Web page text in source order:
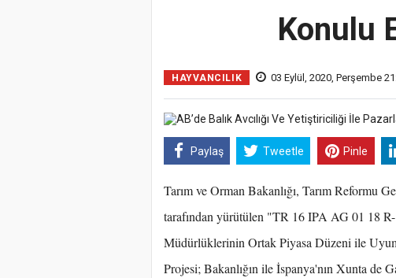
Konulu
HAYVANCILIK 03 Eylül, 2020, Perşembe
Paylaş Tweetle Pinle
Tarım ve Orman Bakanlığı, Tarım Reformu
tarafından yürütülen "TR 16 IPA AG 01 18
Müdürlüklerinin Ortak Piyasa Düzeni ile
Projesi; Bakanlığın ile İspanya'nın Xunta de